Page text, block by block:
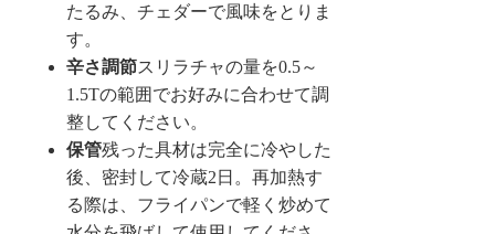
たるみ、チェダーで風味をとりま
す。
辛さ調節スリラチャの量を0.5～
1.5Tの範囲でお好みに合わせて調
整してください。
保管残った具材は完全に冷やした
後、密封して冷蔵2日。再加熱す
る際は、フライパンで軽く炒めて